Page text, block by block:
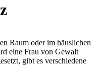
Raum oder im häuslichen
eine Frau von Gewalt
gibt es verschiedene